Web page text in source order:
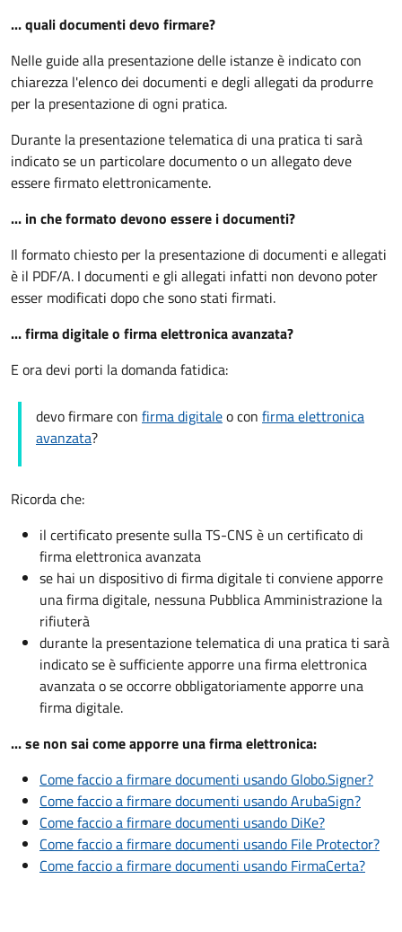
... quali documenti devo firmare?
Nelle guide alla presentazione delle istanze è indicato con
chiarezza l'elenco dei documenti e degli allegati da produrre
per la presentazione di ogni pratica.
Durante la presentazione telematica di una pratica ti sarà
indicato se un particolare documento o un allegato deve
essere firmato elettronicamente.
... in che formato devono essere i documenti?
Il formato chiesto per la presentazione di documenti e allegati
è il PDF/A. I documenti e gli allegati infatti non devono poter
esser modificati dopo che sono stati firmati.
... firma digitale o firma elettronica avanzata?
E ora devi porti la domanda fatidica:
devo firmare con firma digitaleo con firma elettronica
avanzata?
Ricorda che:
il certificato presente sulla TS-CNS è un certificato di
firma elettronica avanzata
se hai un dispositivo di firma digitale ti conviene apporre
una firma digitale, nessuna Pubblica Amministrazione la
rifiuterà
durante la presentazione telematica di una pratica ti sarà
indicato se è sufficiente apporre una firma elettronica
avanzata o se occorre obbligatoriamente apporre una
firma digitale.
... se non sai come apporre una firma elettronica:
Come faccio a firmare documenti usando Globo.Signer?
Come faccio a firmare documenti usando ArubaSign?
Come faccio a firmare documenti usando DiKe?
Come faccio a firmare documenti usando File Protector?
Come faccio a firmare documenti usando FirmaCerta?